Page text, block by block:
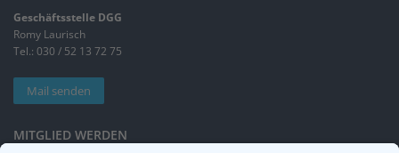
Geschäftsstelle DGG
Romy Laurisch
Tel.: 030 / 52 13 72 75
Mail senden
MITGLIED WERDEN